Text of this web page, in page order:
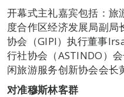
开幕式主礼嘉宾包括：旅
度合作区经济发展局副
协会（GIPI）执行董事
行社协会（ASTINDO）
闲旅游服务创新协会会长
对准穆斯林客群